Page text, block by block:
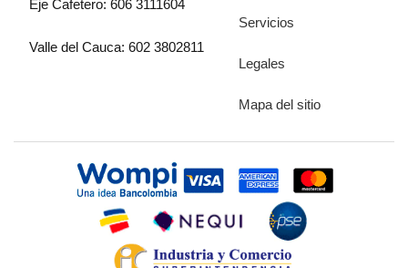
Eje Cafetero: 606 3111604
Valle del Cauca: 602 3802811
Servicios
Legales
Mapa del sitio